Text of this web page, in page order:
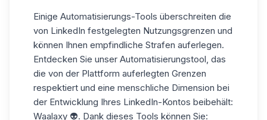
Einige Automatisierungs-Tools überschreiten die
von LinkedIn festgelegten Nutzungsgrenzen und
können Ihnen empfindliche Strafen auferlegen.
Entdecken Sie unser Automatisierungstool, das
die von der Plattform auferlegten Grenzen
respektiert und eine menschliche Dimension bei
der Entwicklung Ihres LinkedIn-Kontos beibehält:
Waalaxy 👽. Dank dieses Tools können Sie: